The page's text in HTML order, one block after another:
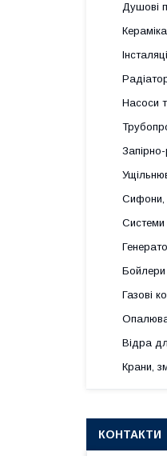
Душові
Кераміка
Насоси
Сифони,
Системи
Бойлери
Газові
Відра
Крани,
КОНТАКТИ